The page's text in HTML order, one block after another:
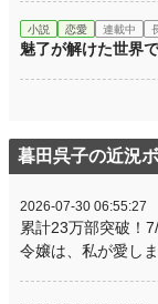
小説 恋愛 連載中
魅了が解けた世界
暮田呉子の近況
2026-07-30 06:55:27
累計23万部突破！
令嬢は、私が愛しま